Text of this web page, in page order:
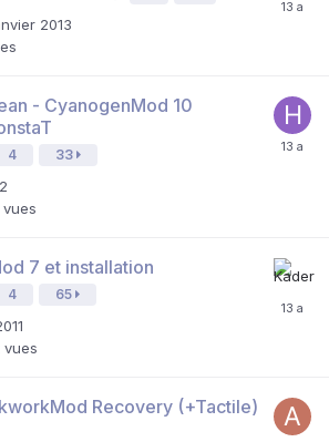
2013
- CyanogenMod 10
4 33
vues
7 et installation
4 65
vues
Recovery (+Tactile)